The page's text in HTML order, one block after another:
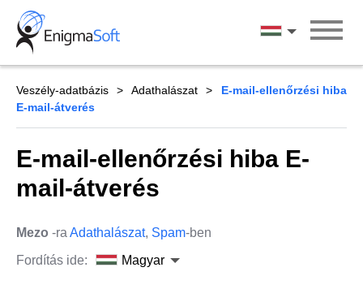
Skip
content
Magyar
Veszély-adatbázis Adathalászat
E-mail-ellenőrzési hiba
E-mail-átverés
E-mail-ellenőrzési hiba E-
mail-átverés
Mezo -ra Adathalászat, Spam-ben
Fordítás ide:
Magyar